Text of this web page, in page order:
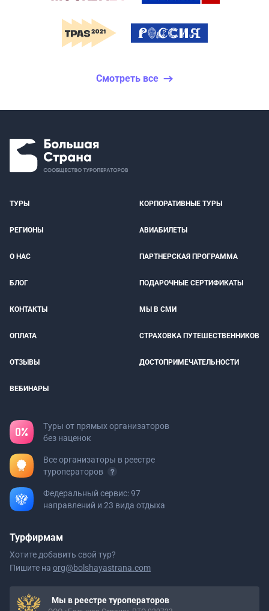
Смотреть все
ТУРЫ КОРПОРАТИВНЫЕ ТУРЫ
РЕГИОНЫ АВИАБИЛЕТЫ
О НАС ПАРТНЕРСКАЯ ПРОГРАММА
БЛОГ ПОДАРОЧНЫЕ СЕРТИФИКАТЫ
КОНТАКТЫ МЫ В СМИ
ОПЛАТА СТРАХОВКА ПУТЕШЕСТВЕННИКОВ
ОТЗЫВЫ ДОСТОПРИМЕЧАТЕЛЬНОСТИ
ВЕБИНАРЫ
Туры от прямых организаторов
без наценок
Все организаторы в реестре
туроператоров
Федеральный сервис: 97
направлений и 23 вида отдыха
Турфирмам
Хотите добавить свой тур?
Пишите на org@bolshayastrana.com
Мы в реестре туроператоров